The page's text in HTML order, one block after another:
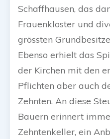
Schaffhausen, das
Frauenkloster und
grössten
Ebenso erhielt das
der Kirchen mit den
Pflichten aber auch
Zehnten. An diese
Bauern erinnert
Zehntenkeller, ein